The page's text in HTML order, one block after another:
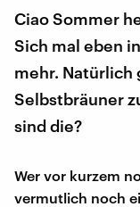
Ciao Sommer
Sich mal eben
mehr.
Selbstbräuner
sind die?
Wer vor kurzem
vermutlich noch